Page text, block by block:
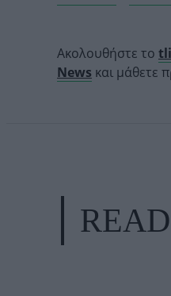
Ακολουθήστε το
News και μάθετε